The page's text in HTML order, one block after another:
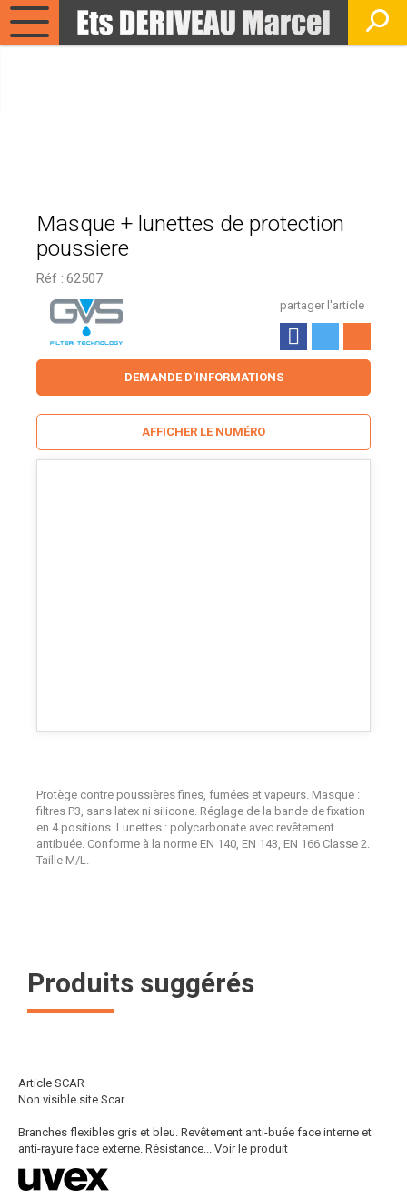
Masque + lunettes de protection
poussiere
Réf : 62507
partager l'article
Protège contre poussières fines, fumées et vapeurs. Masque :
filtres P3, sans latex ni silicone. Réglage de la bande de fixation
en 4 positions. Lunettes : polycarbonate avec revêtement
antibuée. Conforme à la norme EN 140, EN 143, EN 166 Classe 2.
Taille M/L.
DEMANDE D'INFORMATIONS
AFFICHER LE NUMÉRO
Produits suggérés
Article SCAR
Non visible site Scar
Branches flexibles gris et bleu. Revêtement anti-buée face interne et
anti-rayure face externe. Résistance... Voir le produit